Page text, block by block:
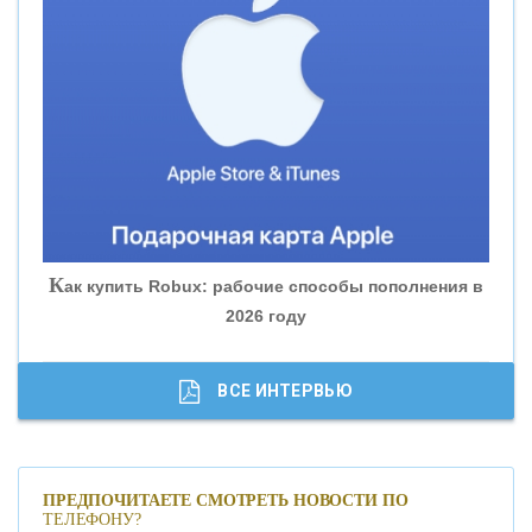
«ВНЕШПРОМБАНК»
«БАНК ГЛОБЭКС»
«СОВКОМБАНК»
«ГАЗПРОМБАНК»
«МОСКОВСКИЙ КРЕДИТНЫЙ БАНК»
Как купить Robux: рабочие способы пополнения в
2026 году
ВСЕ ИНТЕРВЬЮ
ПРЕДПОЧИТАЕТЕ СМОТРЕТЬ НОВОСТИ ПО
ТЕЛЕФОНУ?